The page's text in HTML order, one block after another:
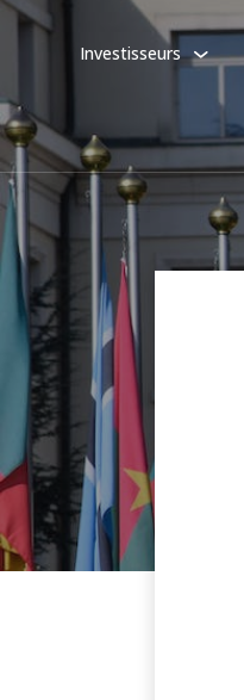
Investisseurs